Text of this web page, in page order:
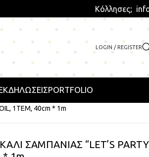
Κόλλησες;
LOGIN / REGISTER
PORTFOLIO
1ΤΕΜ, 40cm * 1m
ΣΑΜΠΑΝΙΑΣ “LET’S